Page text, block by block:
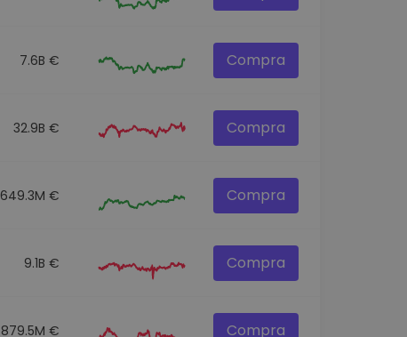
7.6B € Compra
32.9B € Compra
649.3M € Compra
9.1B € Compra
879.5M € Compra